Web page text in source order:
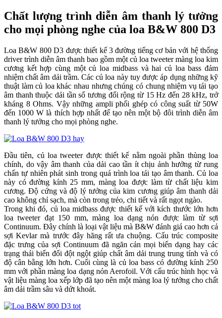
Chất lượng trình diễn âm thanh lý tưởng
cho mọi phòng nghe của loa B&W 800 D3
Loa B&W 800 D3 được thiết kế 3 đường tiếng cơ bản với hệ thống
driver trình diễn âm thanh bao gồm một củ loa tweeter màng loa kim
cương kết hợp cùng một củ loa midbass và hai củ loa bass đảm
nhiệm chất âm dải trầm. Các củ loa này tuy được áp dụng những kỹ
thuật làm củ loa khác nhau nhưng chúng có chung nhiệm vụ tái tạo
âm thanh thuộc dải tần số tương đối rộng từ 15 Hz đến 28 kHz, trở
kháng 8 Ohms. Vậy những ampli phối ghép có công suất từ 50W
đến 1000 W là thích hợp nhất để tạo nên một bộ đôi trình diễn âm
thanh lý tưởng cho mọi phòng nghe.
Đầu tiên, củ loa tweeter được thiết kế nằm ngoài phần thùng loa
chính, do vậy âm thanh của dải cao tần ít chịu ảnh hưởng từ rung
chấn tự nhiên phát sinh trong quá trình loa tái tạo âm thanh. Củ loa
này có đường kính 25 mm, màng loa được làm từ chất liệu kim
cương. Độ cứng và độ lý tưởng của kim cương giúp âm thanh dải
cao không chỉ sạch, mà còn trong trẻo, chi tiết và rất ngọt ngào.
Trong khi đó, củ loa midbass được thiết kế với kích thước lớn hơn
loa tweeter đạt 150 mm, màng loa dạng nón được làm từ sợi
Continuum. Đây chính là loại vật liệu mà B&W đánh giá cao hơn cả
sợi Kevlar mà trước đây hãng rất ưa chuộng. Cấu trúc composite
đặc trưng của sợi Continuum đã ngăn cản mọi biến dạng hay các
trạng thái biến đổi đột ngột giúp chất âm dải trung trung tính và có
độ cân bằng lớn hơn. Cuối cùng là củ loa bass có đường kính 250
mm với phần màng loa dạng nón Aerofoil. Với cấu trúc hình học và
vật liệu màng loa xếp lớp đã tạo nên một màng loa lý tưởng cho chất
âm dải trầm sâu và dứt khoát.